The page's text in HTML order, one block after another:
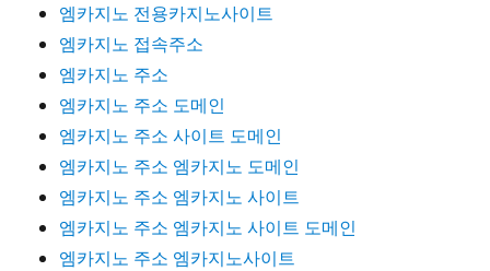
엠카지노 전용카지노사이트
엠카지노 접속주소
엠카지노 주소
엠카지노 주소 도메인
엠카지노 주소 사이트 도메인
엠카지노 주소 엠카지노 도메인
엠카지노 주소 엠카지노 사이트
엠카지노 주소 엠카지노 사이트 도메인
엠카지노 주소 엠카지노사이트